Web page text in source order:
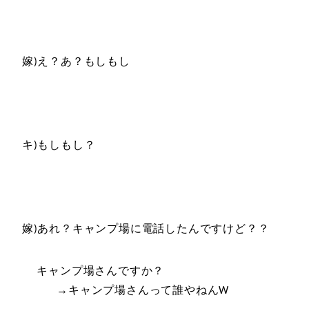
嫁) え？あ？もしもし
キ ) もしもし？
嫁)あれ？キャンプ場に電話したんですけど？？
キャンプ場さんですか？
→キャンプ場さんって誰やねんW